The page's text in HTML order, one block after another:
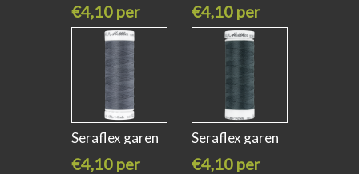
€4,10 per
stuk
€4,10 per
stuk
Seraflex garen
€4,10 per
Seraflex garen
€4,10 per